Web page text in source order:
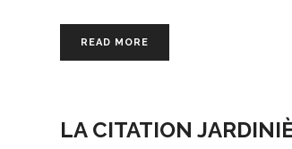
READ MORE
LA CITATION